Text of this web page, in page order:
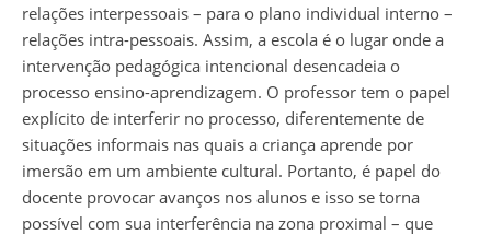
relações interpessoais – para o plano individual interno –
relações intra-pessoais. Assim, a escola é o lugar onde a
intervenção pedagógica intencional desencadeia o
processo ensino-aprendizagem. O professor tem o papel
explícito de interferir no processo, diferentemente de
situações informais nas quais a criança aprende por
imersão em um ambiente cultural. Portanto, é papel do
docente provocar avanços nos alunos e isso se torna
possível com sua interferência na zona proximal – que